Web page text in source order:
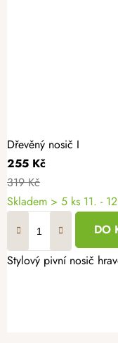
Dřevěný nosič I
255 Kč
319 Kč
Skladem > 5 ks 11. -
DO
Stylový pivní nosič